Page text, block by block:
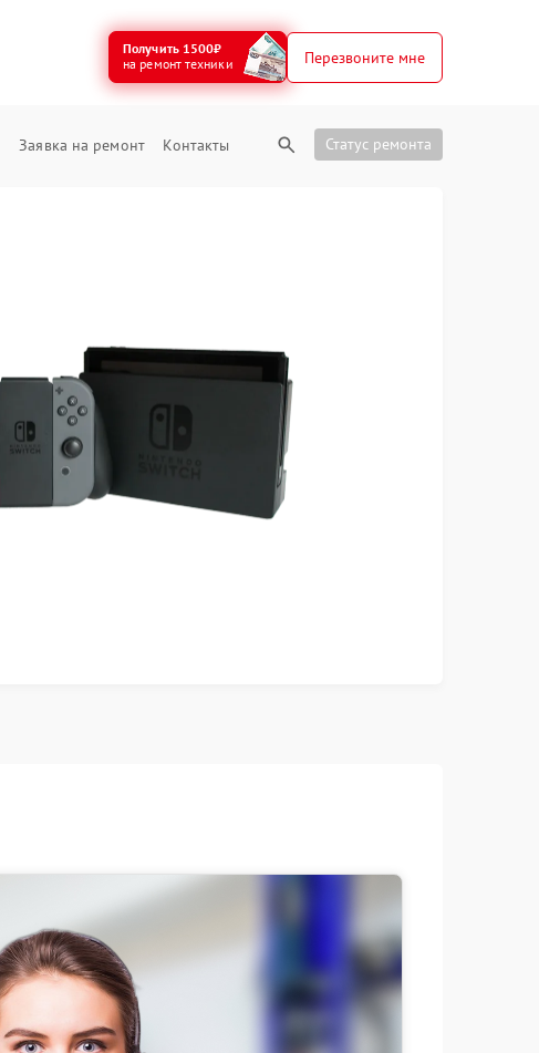
Получить 1500₽
на ремонт техники
Перезвоните мне
Заявка на ремонт Контакты Статус ремонта